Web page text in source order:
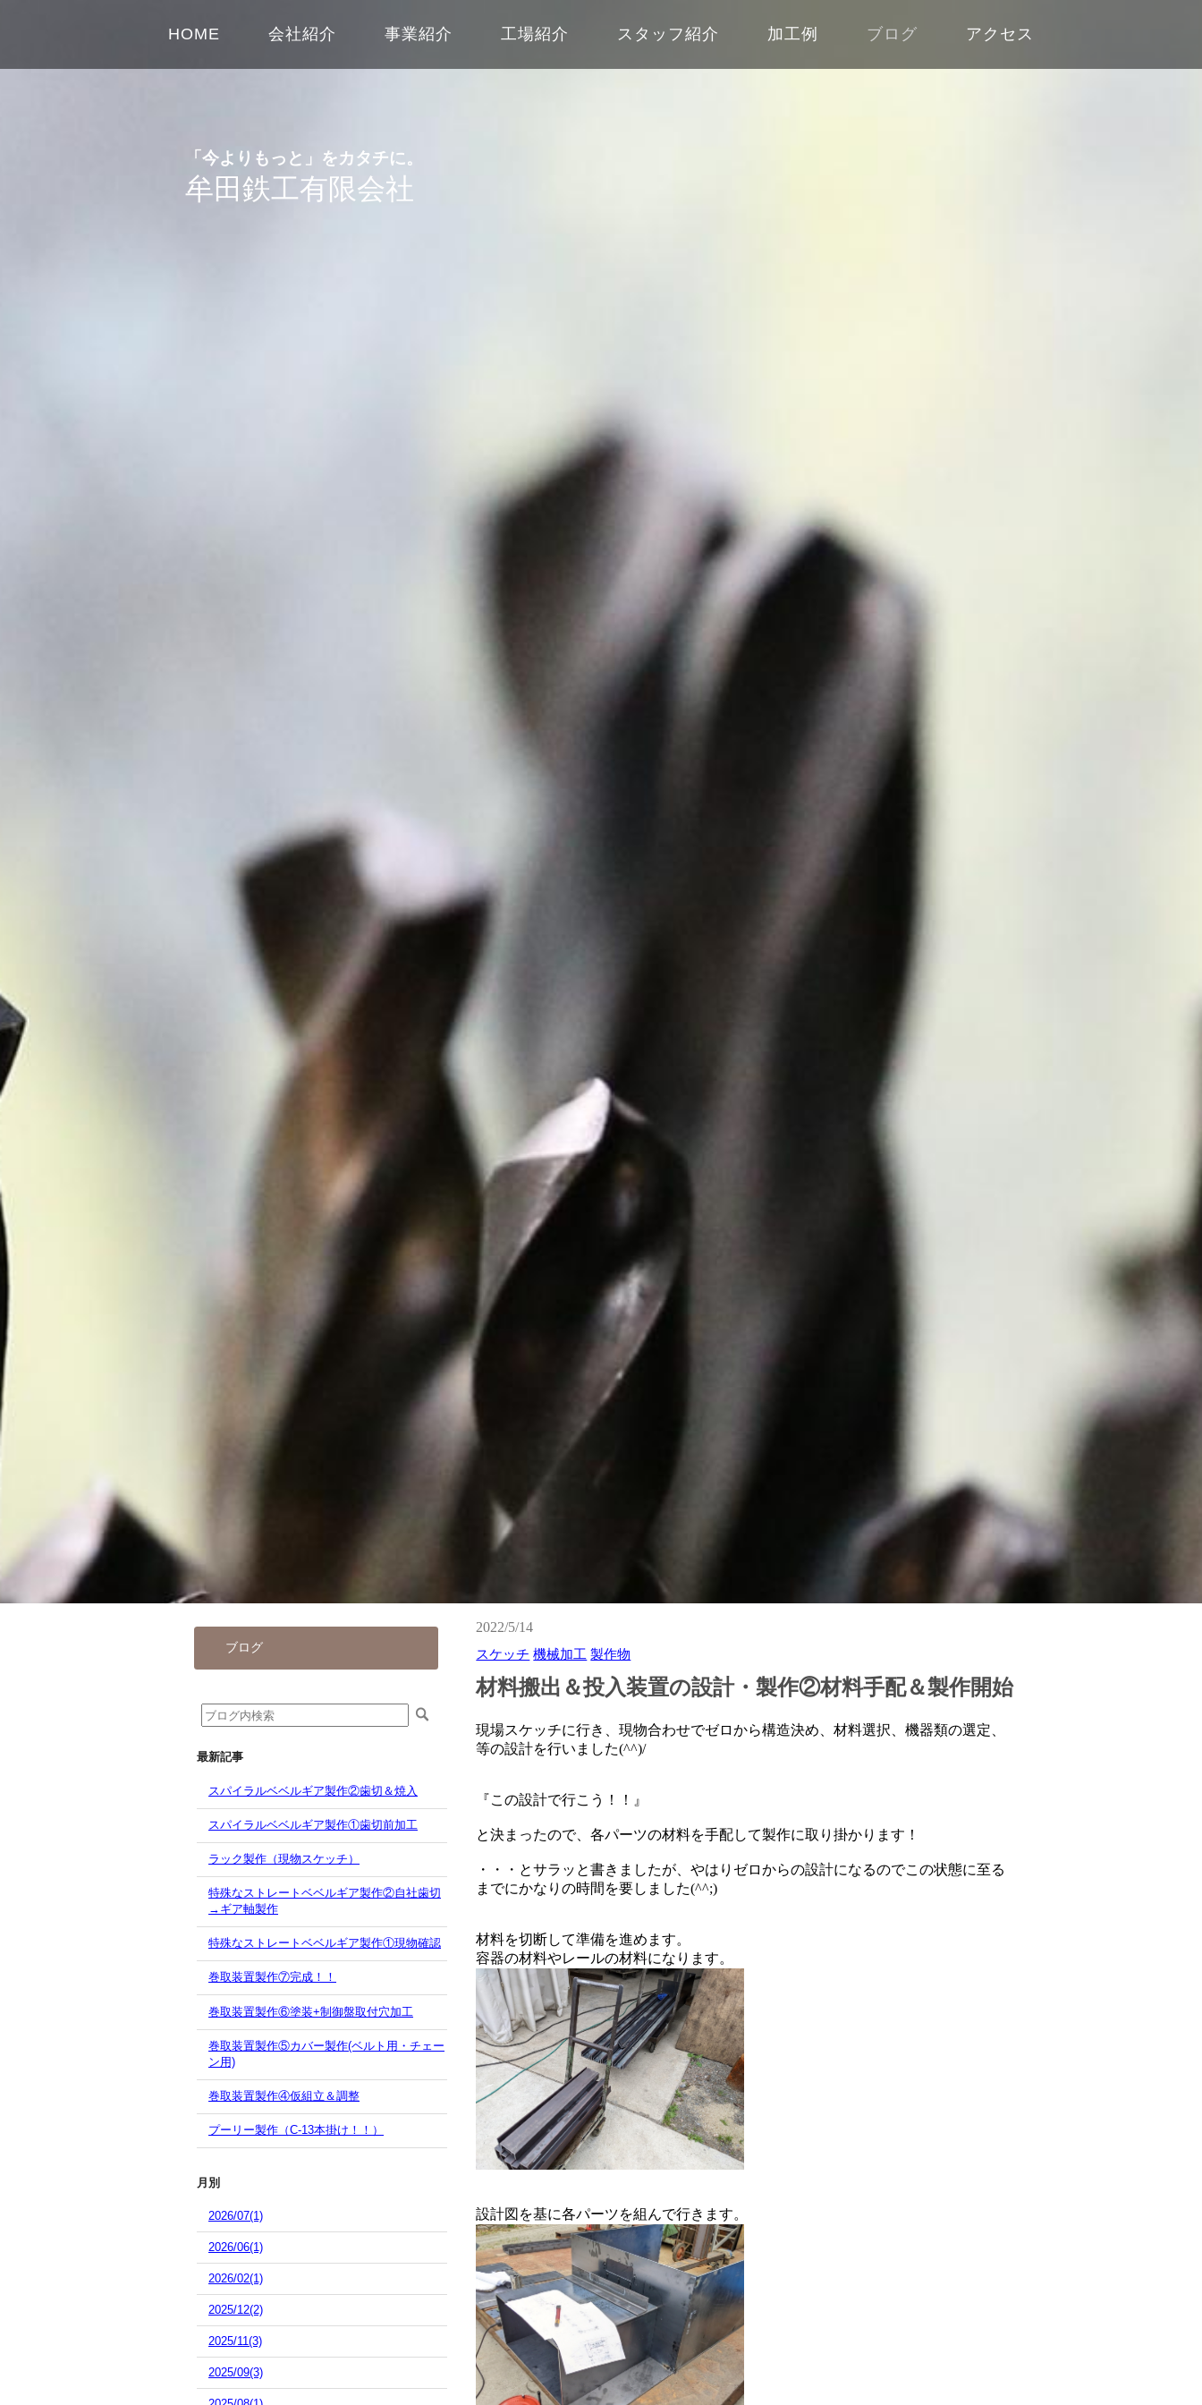
HOME 会社紹介 事業紹介 工場紹介 スタッフ紹介 加工例 ブログ アクセス
「今よりもっと」をカタチに。
牟田鉄工有限会社
ブログ
最新記事
スパイラルベベルギア製作②歯切＆焼入
スパイラルベベルギア製作①歯切前加工
ラック製作（現物スケッチ）
特殊なストレートベベルギア製作②自社歯切
→ギア軸製作
特殊なストレートベベルギア製作①現物確認
巻取装置製作⑦完成！！
巻取装置製作⑥塗装+制御盤取付穴加工
巻取装置製作⑤カバー製作(ベルト用・チェー
ン用)
巻取装置製作④仮組立＆調整
プーリー製作（C-13本掛け！！）
月別
2026/07(1)
2026/06(1)
2026/02(1)
2025/12(2)
2025/11(3)
2025/09(3)
2022/5/14
スケッチ 機械加工 製作物
材料搬出＆投入装置の設計・製作②材料手配＆製作開始
現場スケッチに行き、現物合わせでゼロから構造決め、材料選択、機器類の選定、
等の設計を行いました(^^)/
『この設計で行こう！！』
と決まったので、各パーツの材料を手配して製作に取り掛かります！
・・・とサラッと書きましたが、やはりゼロからの設計になるのでこの状態に至る
までにかなりの時間を要しました(^^;)
材料を切断して準備を進めます。
容器の材料やレールの材料になります。
設計図を基に各パーツを組んで行きます。